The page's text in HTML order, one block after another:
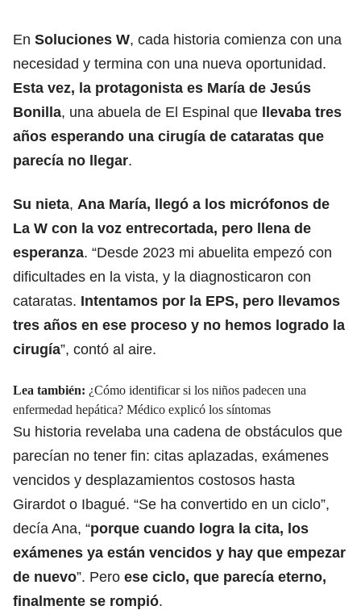
En Soluciones W, cada historia comienza con una
necesidad y termina con una nueva oportunidad.
Esta vez, la protagonista es María de Jesús
Bonilla, una abuela de El Espinal que llevaba tres
años esperando una cirugía de cataratas que
parecía no llegar.
Su nieta, Ana María, llegó a los micrófonos de
La W con la voz entrecortada, pero llena de
esperanza. “Desde 2023 mi abuelita empezó con
dificultades en la vista, y la diagnosticaron con
cataratas. Intentamos por la EPS, pero llevamos
tres años en ese proceso y no hemos logrado la
cirugía”, contó al aire.
Lea también: ¿Cómo identificar si los niños padecen una
enfermedad hepática? Médico explicó los síntomas
Su historia revelaba una cadena de obstáculos que
parecían no tener fin: citas aplazadas, exámenes
vencidos y desplazamientos costosos hasta
Girardot o Ibagué. “Se ha convertido en un ciclo”,
decía Ana, “porque cuando logra la cita, los
exámenes ya están vencidos y hay que empezar
de nuevo”. Pero ese ciclo, que parecía eterno,
finalmente se rompió.